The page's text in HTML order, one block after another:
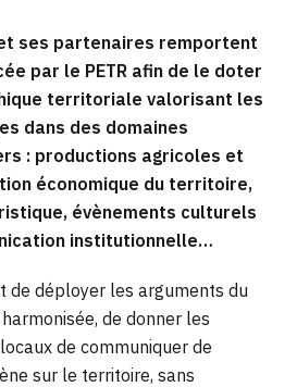
ses partenaires remportent
par le PETR afin de le doter
territoriale valorisant les
dans des domaines
: productions agricoles et
économique du territoire,
évènements culturels
institutionnelle…
de déployer les arguments du
de donner les
de communiquer de
sur le territoire, sans